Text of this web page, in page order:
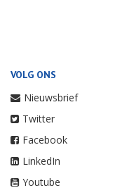
VOLG ONS
Nieuwsbrief
Twitter
Facebook
LinkedIn
Youtube